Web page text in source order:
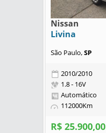
Nissan
Livina
São Paulo,SP
2010/2010
1.8 - 16V
Automático
112000Km
R$ 25.900,00